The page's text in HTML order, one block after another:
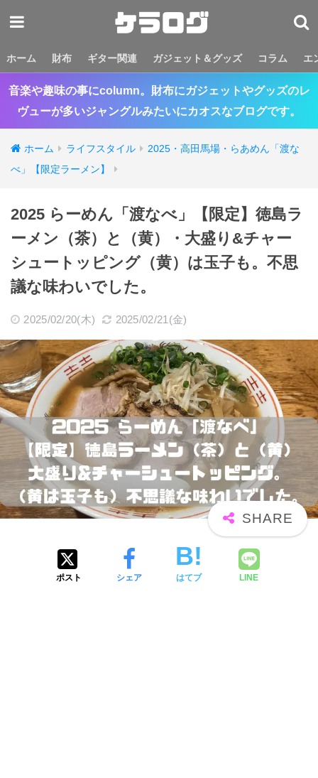
ホーム 財布 ギター関連 ガジェット＆グッズ コラム エ
音楽や趣味の事にcolumn。財布にガジェットやグッズのレ
ヴューが多いジャングルみたいにカオスなブログです。
ホーム ライフスタイル
2025・高田馬場・らあめん「渡な
べ」【限定ラーメン】
2025 らーめん「渡なべ」【限定】徳島ラ
ーメン（茶）と（黄）・大盛り&チャー
シュートッピング（黄）は玉子も。不思
議な味わいでした。
2025/02/20(木) 2025/02/21(金)
ポスト シェア はてブ LINE